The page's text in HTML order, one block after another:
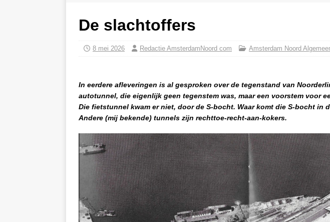
De slachtoffers
8 mei 2026 Redactie AmsterdamNoord com Amsterdam Noord
In eerdere afleveringen is al gesproken over de tegenstand van
autotunnel, die eigenlijk geen tegenstem was, maar een voorstem voor
Die fietstunnel kwam er niet, door de S-bocht. Waar komt die S-bocht in
Andere (mij bekende) tunnels zijn rechttoe-recht-aan-kokers.